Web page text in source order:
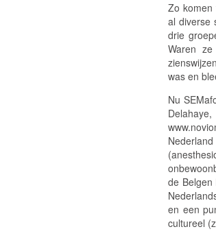
Zo komen
al diverse
drie
Waren
was en
Nu
de Belgen
en een
cultureel